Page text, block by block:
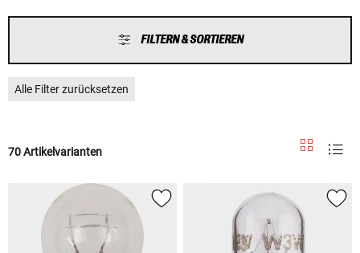
FILTERN & SORTIEREN
Alle Filter zurücksetzen
70 Artikelvarianten